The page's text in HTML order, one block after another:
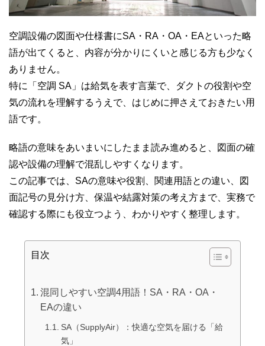
空調設備の図面や仕様書にSA・RA・OA・EAといった略
語が出てくると、内容が分かりにくいと感じる方も少なく
ありません。
特に「空調 SA」は給気を表す言葉で、ダクトの役割や空
気の流れを理解するうえで、はじめに押さえておきたい用
語です。
略語の意味をあいまいにしたまま読み進めると、図面の確
認や設備の理解で混乱しやすくなります。
この記事では、SAの意味や役割、関連用語との違い、図
面記号の見分け方、保温や結露対策の考え方まで、実務で
確認する際にも役立つよう、わかりやすく整理します。
目次
混同しやすい空調4用語！SA・RA・OA・
EAの違い
SA（SupplyAir）：快適な空気を届ける「給
気」